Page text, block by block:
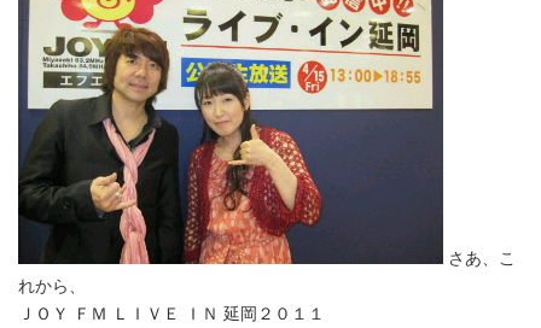
さあ、こ
れから、
ＪＯＹ ＦＭ ＬＩＶＥ ＩＮ 延岡２０１１